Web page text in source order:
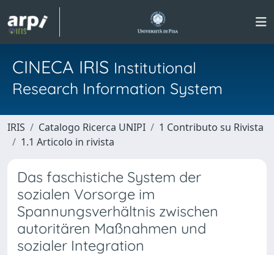
CINECA IRIS Institutional
Research Information System
IRIS Catalogo Ricerca UNIPI
1 Contributo su Rivista
1.1 Articolo in rivista
Das faschistiche System der
sozialen Vorsorge im
Spannungsverhältnis zwischen
autoritären Maßnahmen und
sozialer Integration